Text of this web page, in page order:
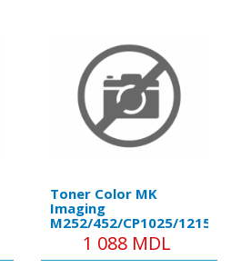
Toner Color MK
Imaging
M252/452/CP1025/1215,
Black, Mitsibishi Japan
1 088 MDL